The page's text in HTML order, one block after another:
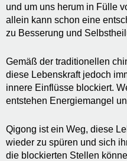
und um uns herum in Fülle
allein kann schon eine
zu Besserung und
Gemäß der traditionellen
diese Lebenskraft jedoch
innere Einflüsse blockiert.
entstehen Energiemangel
Qigong ist ein Weg, diese
wieder zu spüren und sich
die blockierten Stellen